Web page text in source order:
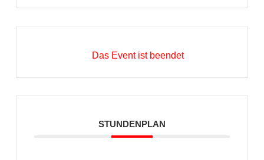
Das Event ist beendet
STUNDENPLAN